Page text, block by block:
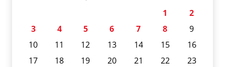
1
2
3
4 5 6 7 8
9
10
11 12 13 14 15
16
17
18 19 20 21 22
23